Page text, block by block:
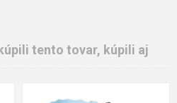
tento tovar, kúpili aj